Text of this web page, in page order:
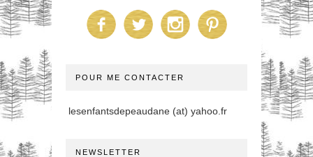
POUR ME CONTACTER
lesenfantsdepeaudane (at) yahoo.fr
NEWSLETTER